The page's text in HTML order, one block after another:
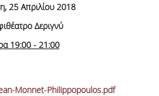
25 Απριλίου 2018
Δεριγνύ
19:00 - 21:00
Monnet-Philippopoulos.pdf